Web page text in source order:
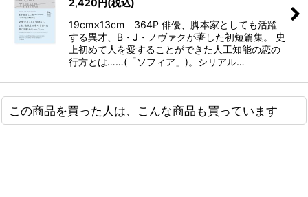
2,420円(税込)
19cm×13cm 364P 俳優、脚本家としても活躍
する異才、B・J・ノヴァクが著した初短篇集。 史
上初めて人を愛することができた人工知能の恋の
行方とは……(「ソフィア」)。シリアル…
この商品を買った人は、こんな商品も買っています